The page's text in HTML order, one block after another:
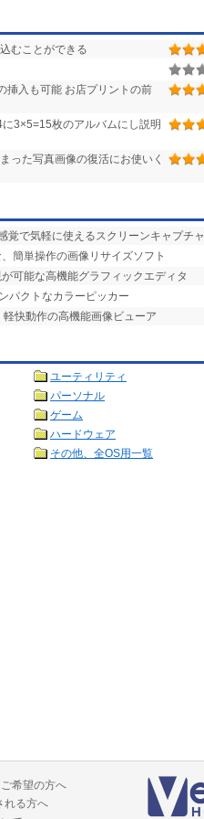
むことができる
挿入も可能 お店プリントの前
3×5=15枚のアルバムにし説明
った写真画像の復活にお使いく
覚で気軽に使えるスクリーンキャプチャ
簡単操作の画像リサイズソフト
可能な高機能グラフィックエディタ
パクトなカラーピッカー
快動作の高機能画像ビューア
ユーティリティ
パーソナル
ゲーム
ハードウェア
その他、全OS用一覧
希望の方へ
れる方へ